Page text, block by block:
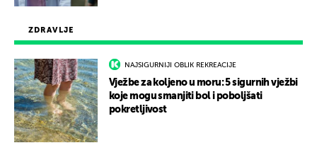
ZDRAVLJE
NAJSIGURNIJI OBLIK REKREACIJE
Vježbe za koljeno u moru: 5 sigurnih vježbi
koje mogu smanjiti bol i poboljšati
pokretljivost